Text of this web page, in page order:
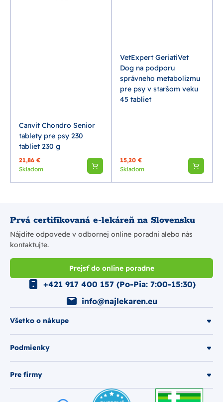
Canvit Chondro Senior
tablety pre psy 230
tabliet 230 g
21,86 €
Skladom
VetExpert GeriatiVet
Dog na podporu
správneho metabolizmu
pre psy v staršom veku
45 tabliet
15,20 €
Skladom
Prvá certifikovaná e-lekáreň na Slovensku
Nájdite odpovede v odbornej online poradni alebo nás
kontaktujte.
Prejsť do online poradne
Všetko o nákupe
Podmienky
Pre firmy
+421 917 400 157 (Po-Pia: 7:00-15:30)
info@najlekaren.eu